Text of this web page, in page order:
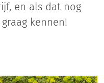
en als dat nog
kennen!